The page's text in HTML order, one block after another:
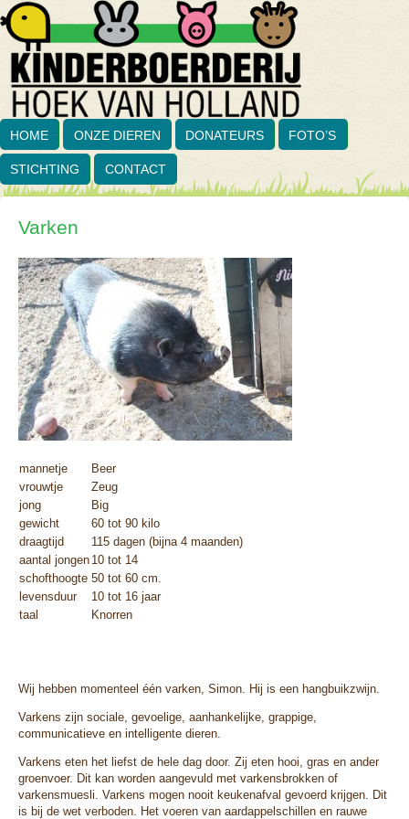
HOME ONZE DIEREN DONATEURS FOTO’S
STICHTING CONTACT
Varken
mannetje
Beer
vrouwtje
Zeug
jong
Big
gewicht
60 tot 90 kilo
draagtijd
115 dagen (bijna 4 maanden)
aantal jongen 10 tot 14
schofthoogte 50 tot 60 cm.
levensduur
10 tot 16 jaar
taal
Knorren
Wij hebben momenteel één varken, Simon. Hij is een hangbuikzwijn.
Varkens zijn sociale, gevoelige, aanhankelijke, grappige,
communicatieve en intelligente dieren.
Varkens eten het liefst de hele dag door. Zij eten hooi, gras en ander
groenvoer. Dit kan worden aangevuld met varkensbrokken of
varkensmuesli. Varkens mogen nooit keukenafval gevoerd krijgen. Dit
is bij de wet verboden. Het voeren van aardappelschillen en rauwe